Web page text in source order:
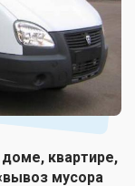
квартире,
мусора